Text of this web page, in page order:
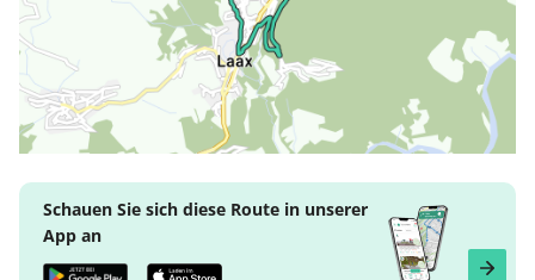
Schauen Sie sich diese Route in unserer
App an